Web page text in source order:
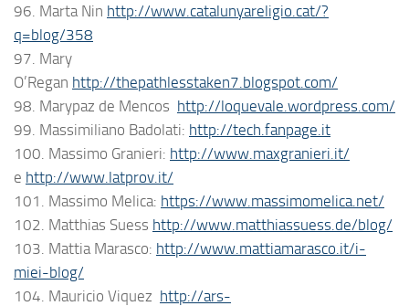
96. Marta Nin http://www.catalunyareligio.cat/?
q=blog/358
97. Mary
O’Regan http://thepathlesstaken7.blogspot.com/
98. Marypaz de Mencos http://loquevale.wordpress.com/
99. Massimiliano Badolati: http://tech.fanpage.it
100. Massimo Granieri: http://www.maxgranieri.it/
e http://www.latprov.it/
101. Massimo Melica: https://www.massimomelica.net/
102. Matthias Suess http://www.matthiassuess.de/blog/
103. Mattia Marasco: http://www.mattiamarasco.it/i-
miei-blog/
104. Mauricio Viquez http://ars-